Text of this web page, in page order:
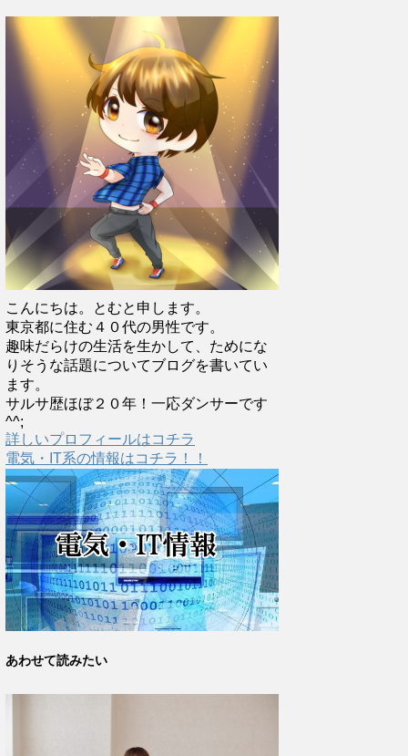
こんにちは。とむと申します。
東京都に住む４０代の男性です。
趣味だらけの生活を生かして、ためにな
りそうな話題についてブログを書いてい
ます。
サルサ歴ほぼ２０年！一応ダンサーです
^^;
詳しいプロフィールはコチラ
電気・IT系の情報はコチラ！！
あわせて読みたい